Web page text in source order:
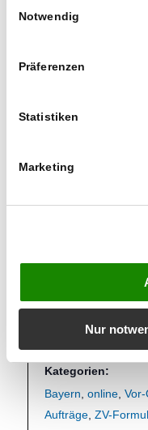
Notwendig
Präferenzen
Statistiken
Marketing
Nur
teilnehmen
können per Chat
werden, auf die
Hieranmelden.
Bitte melden
10.00 bis 14.00
249,00 €
Kategorien:
Bayern online,
Aufträge, ZV-